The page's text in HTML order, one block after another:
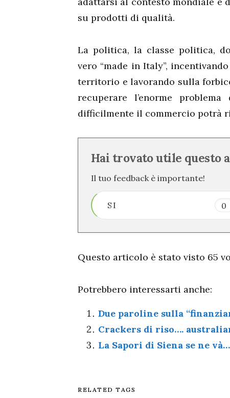
su prodotti di qualità.
La politica, la classe politica,
vero “made in Italy”,
territorio e lavorando sulla
recuperare l’enorme
difficilmente il commercio potrà
Hai trovato utile questo
Il tuo feedback è importante!
SI 0
Questo articolo è stato visto 65
Potrebbero interessarti anche:
Due paroline sulla
Crackers di riso….
La Sapori di Siena se ne và…
RELATED TAGS